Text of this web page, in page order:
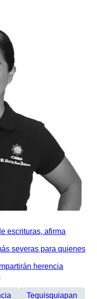
escrituras, afirma
severas para quienes
herencia
Tequisquiapan